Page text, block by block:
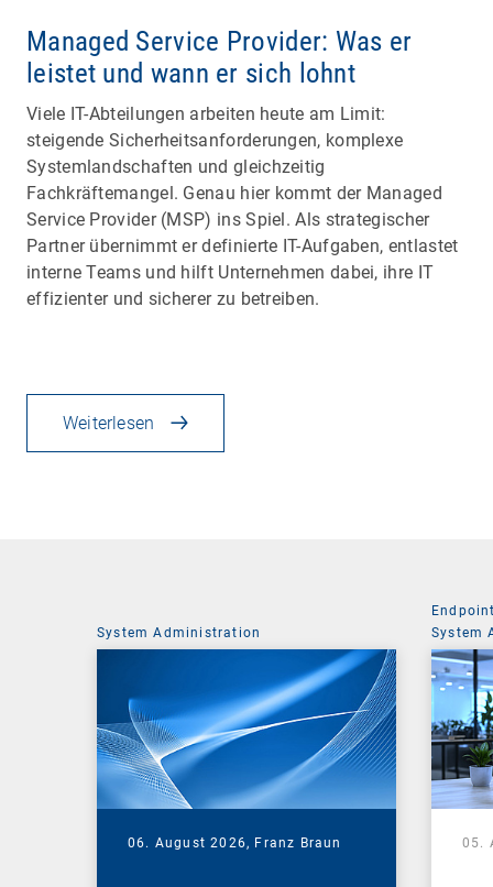
Managed Service Provider: Was er
leistet und wann er sich lohnt
Viele IT-Abteilungen arbeiten heute am Limit:
steigende Sicherheitsanforderungen, komplexe
Systemlandschaften und gleichzeitig
Fachkräftemangel. Genau hier kommt der Managed
Service Provider (MSP) ins Spiel. Als strategischer
Partner übernimmt er definierte IT-Aufgaben, entlastet
interne Teams und hilft Unternehmen dabei, ihre IT
effizienter und sicherer zu betreiben.
Weiterlesen
System Administration
06. August 2026, Franz Braun
System
05.